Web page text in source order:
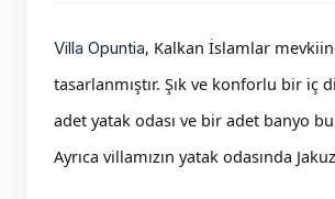
Villa Opuntia, Kalkan İslamlar
tasarlanmıştır. Şık ve konforlu bir iç
adet yatak odası ve bir adet banyo
Ayrıca villamızın yatak odasında